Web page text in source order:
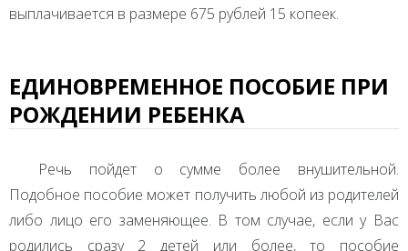
выплачивается в размере 675 рублей 15 копеек.
ЕДИНОВРЕМЕННОЕ ПОСОБИЕ ПРИ
РОЖДЕНИИ РЕБЕНКА
Речь пойдет о сумме более внушительной.
Подобное пособие может получить любой из родителей
либо лицо его заменяющее. В том случае, если у Вас
родились сразу 2 детей или более, то пособие